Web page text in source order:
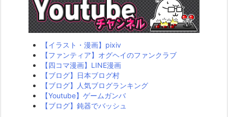
【イラスト・漫画】pixiv
【ファンティア】オグヘイのファンクラブ
【四コマ漫画】LINE漫画
【ブログ】日本ブログ村
【ブログ】人気ブログランキング
【Youtube】ゲームガンバ
【ブログ】鈍器でバッシュ